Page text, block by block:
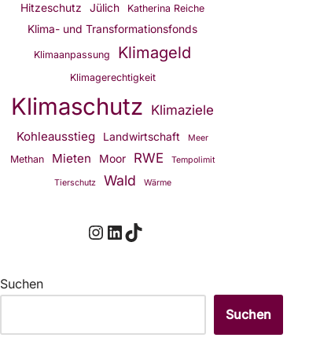
Hitzeschutz Jülich Katherina Reiche
Klima- und Transformationsfonds
Klimaanpassung Klimageld
Klimagerechtigkeit
Klimaschutz Klimaziele
Kohleausstieg Landwirtschaft Meer
Methan Mieten Moor RWE Tempolimit
Tierschutz Wald Wärme
Suchen
Suchen